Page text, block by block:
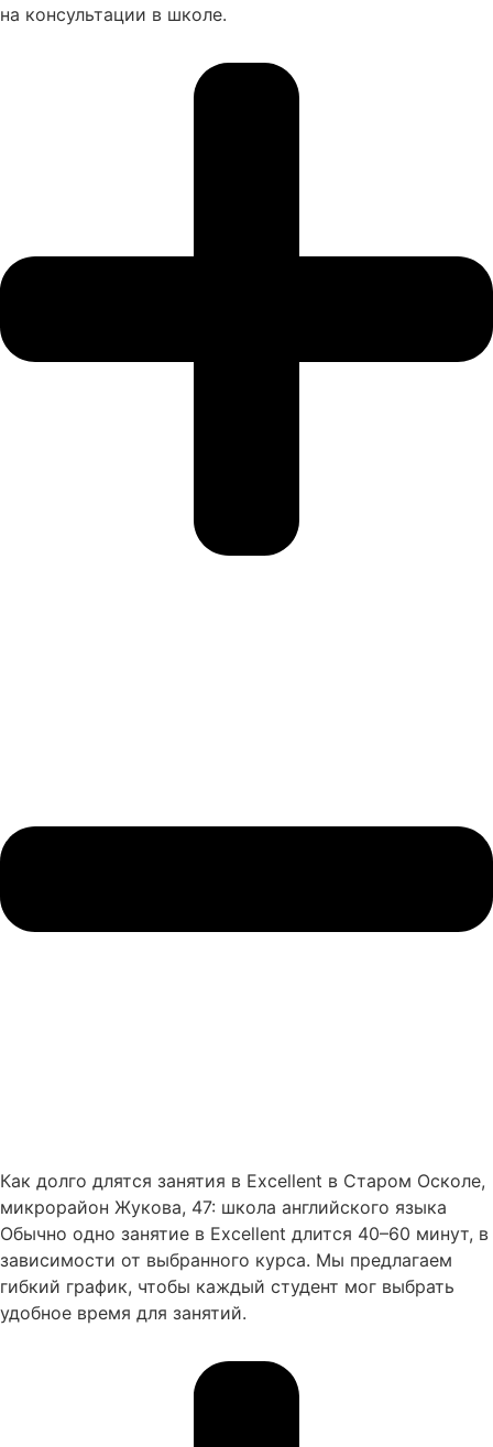
на консультации в школе.
Как долго длятся занятия в Excellent в Старом Осколе,
микрорайон Жукова, 47: школа английского языка
Обычно одно занятие в Excellent длится 40–60 минут, в
зависимости от выбранного курса. Мы предлагаем
гибкий график, чтобы каждый студент мог выбрать
удобное время для занятий.